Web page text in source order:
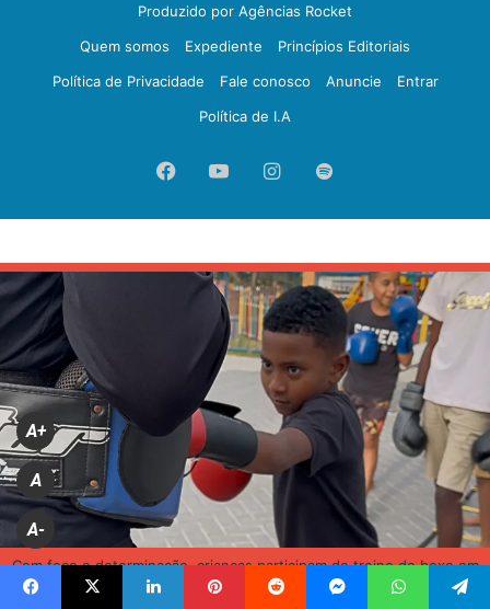
Produzido por Agências Rocket
Quem somos
Expediente
Princípios Editoriais
Política de Privacidade
Fale conosco Anuncie
Entrar
Política de I.A
FacebookYouTubeInstagram
Spotify
A+
A
A-
Com foco e determinação, crianças participam de treino de boxe em
projeto esportivo na comunidade. (DIVULGAÇÃO / PMI)